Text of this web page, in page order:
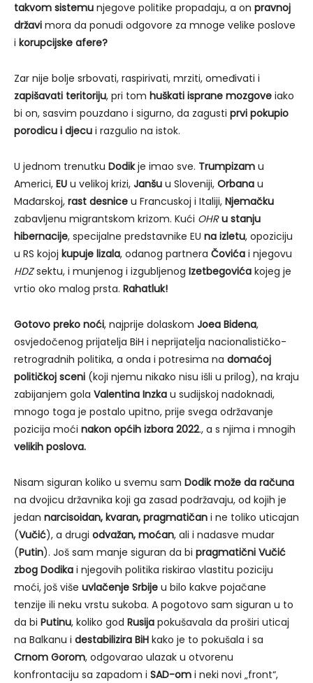
takvom sistemu njegove politike propadaju, a on pravnoj
državi mora da ponudi odgovore za mnoge velike poslove
i korupcijske afere?
Zar nije bolje srbovati, raspirivati, mrziti, omeđivati i
zapišavati teritoriju, pri tom huškati isprane mozgove iako
bi on, sasvim pouzdano i sigurno, da zagusti prvi pokupio
porodicu i djecu i razgulio na istok.
U jednom trenutku Dodikje imao sve. Trumpizam u
Americi, EU u velikoj krizi, Janšu u Sloveniji, Orbana u
Mađarskoj, rast desnice u Francuskoj i Italiji, Njemačku
zabavljenu migrantskom krizom. Kući OHR u stanju
hibernacije, specijalne predstavnike EU na izletu, opoziciju
u RS kojoj kupuje lizala, odanog partnera Čovića i njegovu
HDZsektu, i munjenog i izgubljenog Izetbegovića kojeg je
vrtio oko malog prsta. Rahatluk!
Gotovo preko noći, najprije dolaskom Joea Bidena,
osvjedočenog prijatelja BiH i neprijatelja nacionalističko-
retrogradnih politika, a onda i potresima na domaćoj
političkoj sceni (koji njemu nikako nisu išli u prilog), na kraju
zabijanjem gola Valentina Inzka u sudijskoj nadoknadi,
mnogo toga je postalo upitno, prije svega održavanje
pozicija moći nakon općih izbora 2022., a s njima i mnogih
velikih poslova.
Nisam siguran koliko u svemu sam Dodik može da računa
na dvojicu državnika koji ga zasad podržavaju, od kojih je
jedan narcisoidan, kvaran, pragmatičan i ne toliko uticajan
(Vučić), a drugi odvažan, moćan, ali i nadasve mudar
(Putin). Još sam manje siguran da bi pragmatični Vučić
zbog Dodika i njegovih politika riskirao vlastitu poziciju
moći, još više uvlačenje Srbije u bilo kakve pojačane
tenzije ili neku vrstu sukoba. A pogotovo sam siguran u to
da bi Putinu, koliko god Rusija pokušavala da proširi uticaj
na Balkanu i destabilizira BiH kako je to pokušala i sa
Crnom Gorom, odgovarao ulazak u otvorenu
konfrontaciju sa zapadom i SAD-om i neki novi „front“,